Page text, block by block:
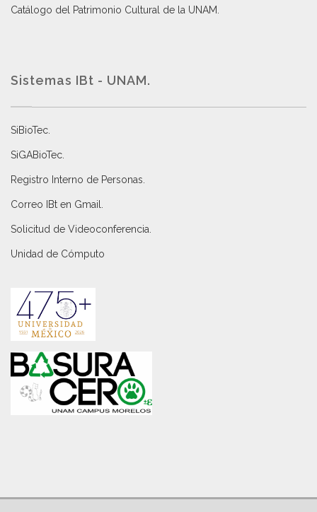
Catálogo del Patrimonio Cultural de la UNAM.
Sistemas IBt - UNAM.
SiBioTec.
SiGABioTec.
Registro Interno de Personas.
Correo IBt en Gmail.
Solicitud de Videoconferencia.
Unidad de Cómputo